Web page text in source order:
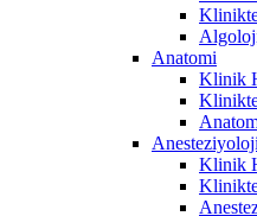
Anatomi
Klinik
Klinik